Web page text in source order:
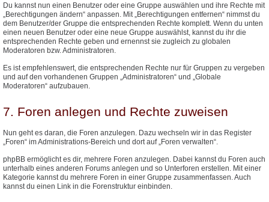
Du kannst nun einen Benutzer oder eine Gruppe auswählen und ihre Rechte mit
„Berechtigungen ändern“ anpassen. Mit „Berechtigungen entfernen“ nimmst du
dem Benutzer/der Gruppe die entsprechenden Rechte komplett. Wenn du unten
einen neuen Benutzer oder eine neue Gruppe auswählst, kannst du ihr die
entsprechenden Rechte geben und ernennst sie zugleich zu globalen
Moderatoren bzw. Administratoren.
Es ist empfehlenswert, die entsprechenden Rechte nur für Gruppen zu vergeben
und auf den vorhandenen Gruppen „Administratoren“ und „Globale
Moderatoren“ aufzubauen.
7. Foren anlegen und Rechte zuweisen
Nun geht es daran, die Foren anzulegen. Dazu wechseln wir in das Register
„Foren“ im Administrations-Bereich und dort auf „Foren verwalten“.
phpBB ermöglicht es dir, mehrere Foren anzulegen. Dabei kannst du Foren auch
unterhalb eines anderen Forums anlegen und so Unterforen erstellen. Mit einer
Kategorie kannst du mehrere Foren in einer Gruppe zusammenfassen. Auch
kannst du einen Link in die Forenstruktur einbinden.